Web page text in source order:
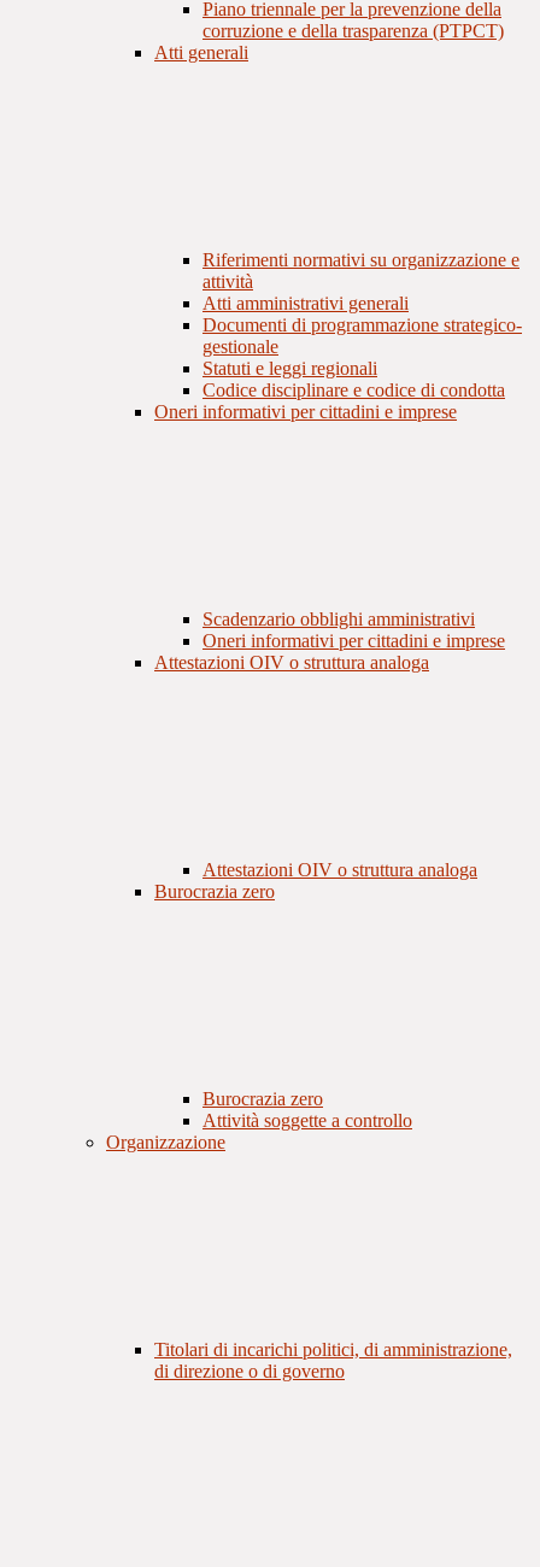
Piano triennale per la prevenzione della
corruzione e della trasparenza (PTPCT)
Atti generali
Riferimenti normativi su organizzazione e
attività
Atti amministrativi generali
Documenti di programmazione strategico-
gestionale
Statuti e leggi regionali
Codice disciplinare e codice di condotta
Oneri informativi per cittadini e imprese
Scadenzario obblighi amministrativi
Oneri informativi per cittadini e imprese
Attestazioni OIV o struttura analoga
Attestazioni OIV o struttura analoga
Burocrazia zero
Burocrazia zero
Attività soggette a controllo
Organizzazione
Titolari di incarichi politici, di amministrazione,
di direzione o di governo